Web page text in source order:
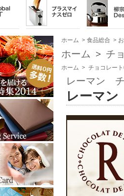
ホーム > 食品総合 >
ホーム > チ
ホーム > チョコレー
レーマン
レーマ